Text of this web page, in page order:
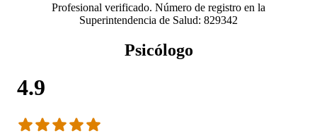
Profesional verificado. Número de registro en la
Superintendencia de Salud: 829342
Psicólogo
4.9